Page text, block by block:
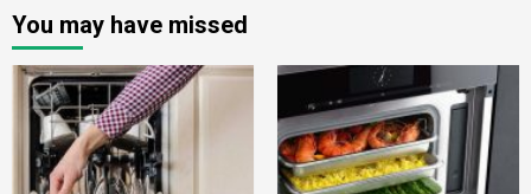
You may have missed